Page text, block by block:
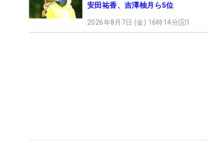
安田祐香、吉澤柚月ら5位
2026年8月7日 (金) 16時14分 1